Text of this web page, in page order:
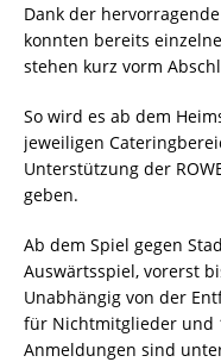
Dank der
konnten bereits
stehen kurz vorm
So wird es ab dem
jeweiligen
Unterstützung der
geben.
Ab dem Spiel gegen
Auswärtsspiel, vorerst
Unabhängig von der
für Nichtmitglieder und
Anmeldungen sind